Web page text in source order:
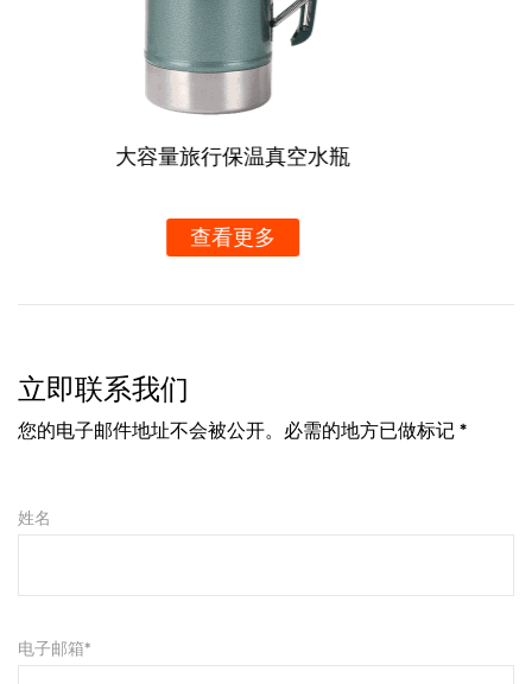
夏季真空苏打水杯带吸管手柄
立即联系我们
您的电子邮件地址不会被公开。必需的地方已做标记 *
姓名
电子邮箱*